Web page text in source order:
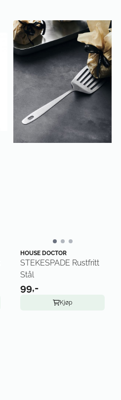
HOUSE DOCTOR
STEKESPADE Rustfritt
Stål
99,-
Kjøp